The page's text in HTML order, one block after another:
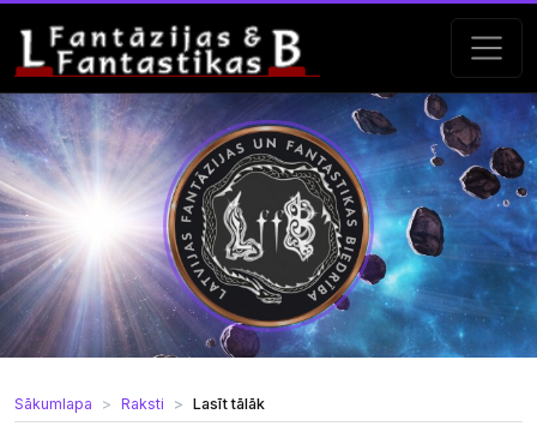
Sākumlapa Raksti Lasīt tālāk